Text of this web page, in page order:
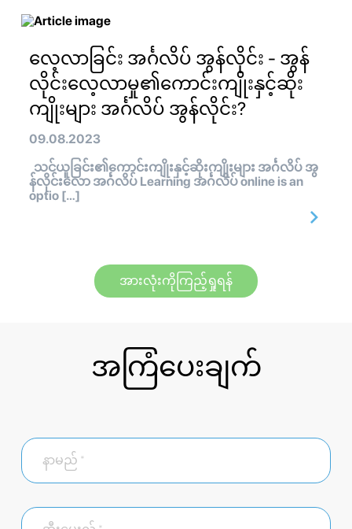
လေ့လာခြင်း အင်္ဂလိပ် အွန်လိုင်း - အွန်
လိုင်းလေ့လာမှု၏ကောင်းကျိုးနှင့်ဆိုး
ကျိုးများ အင်္ဂလိပ် အွန်လိုင်း?
09.08.2023
သင်ယူခြင်း၏ကောင်းကျိုးနှင့်ဆိုးကျိုးများ အင်္ဂလိပ် အွ
န်လိုင်းလော အင်္ဂလိပ် Learning အင်္ဂလိပ် online is an
optio […]
အားလုံးကိုကြည့်ရှုရန်
အကြံပေးချက်